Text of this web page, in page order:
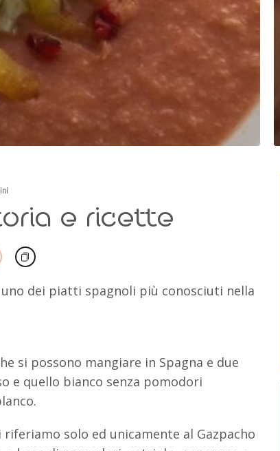
e ricette
dei piatti spagnoli più conosciuti nella
si possono mangiare in Spagna e due
e quello bianco senza pomodori
solo ed unicamente al Gazpacho